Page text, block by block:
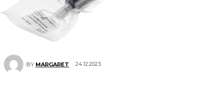
BY MARGARET 24.12.2023